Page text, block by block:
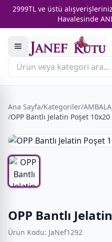
2999TL ve üstü
Havalesinde
Ana Sayfa/Kategoriler/
/OPP Bantlı Jelatin Poşet 10x20
OPP Bantlı
Ürün Kodu: JaNef1292